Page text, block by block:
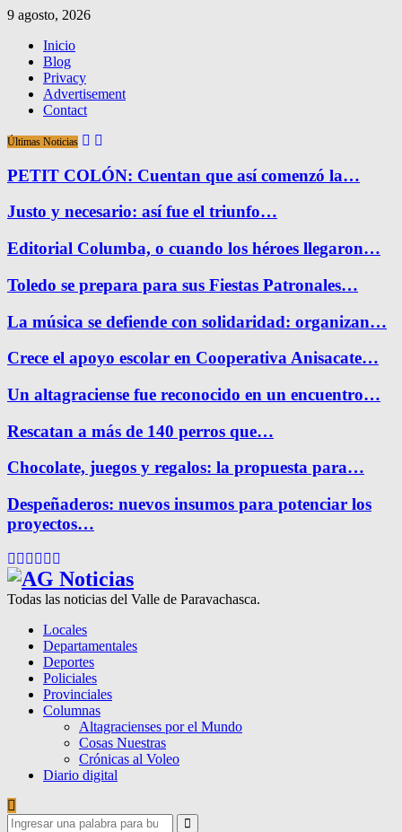
9 agosto, 2026
Inicio
Blog
Privacy
Advertisement
Contact
Últimas Noticias
PETIT COLÓN: Cuentan que así comenzó la…
Justo y necesario: así fue el triunfo…
Editorial Columba, o cuando los héroes llegaron…
Toledo se prepara para sus Fiestas Patronales…
La música se defiende con solidaridad: organizan…
Crece el apoyo escolar en Cooperativa Anisacate…
Un altagraciense fue reconocido en un encuentro…
Rescatan a más de 140 perros que…
Chocolate, juegos y regalos: la propuesta para…
Despeñaderos: nuevos insumos para potenciar los
proyectos…
Facebook
Twitter
Instagram
Pinterest
Google
Todas las noticias del Valle de Paravachasca.
Locales
Departamentales
Deportes
Policiales
Provinciales
Columnas
Altagracienses por el Mundo
Cosas Nuestras
Crónicas al Voleo
Diario digital
Search